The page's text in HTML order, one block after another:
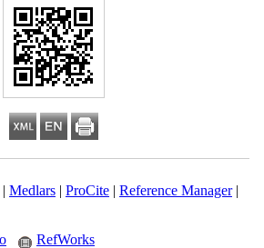
|Medlars|ProCite|Reference Manager
RefWorks